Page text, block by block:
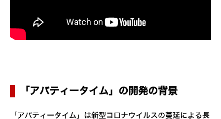
「アバティータイム」の開発の背景
「アバティータイム」は新型コロナウイルスの蔓延による長